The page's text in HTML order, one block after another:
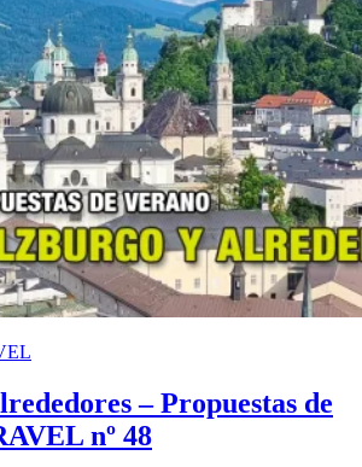
– Propuestas de
nº 48